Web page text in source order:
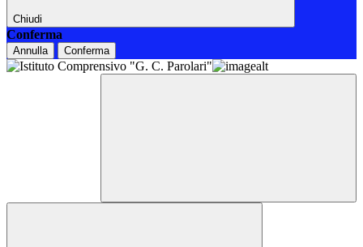
Chiudi
Conferma
Annulla Conferma